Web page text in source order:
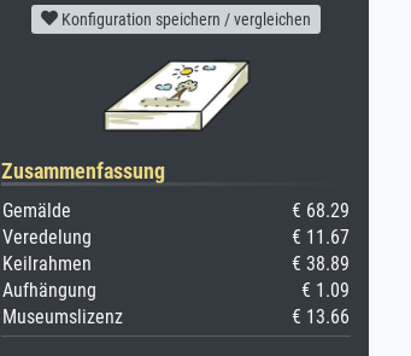
Konfiguration speichern / vergleichen
Zusammenfassung
Gemälde
€ 68.29
Veredelung
€ 11.67
Keilrahmen
€ 38.89
Aufhängung
€ 1.09
Museumslizenz
€ 13.66